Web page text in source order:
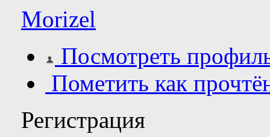
Morizel
Посмотреть
Пометить как
Регистрация